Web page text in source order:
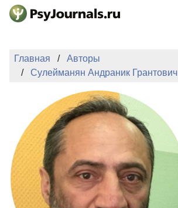
Перейти к основному содержанию
ИЗДАНИЯ
АВТОРЫ
ПОДАТЬ РУКОПИСЬ
БАЗА ЗНАНИЙ
КЛЮЧЕВЫЕ СЛОВА
Регистрация
Главная
Авторы
Сулейманян Андраник Грантович